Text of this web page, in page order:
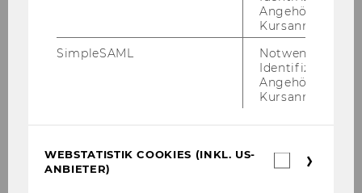
Kontakt
Lehre
Angehörige/r für
Kursanmeldung.
SimpleSAML
Notwendig zur
Identifizierung
Angehörige/r für
Kursanmeldung.
WEBSTATISTIK COOKIES (INKL. US-
ANBIETER)